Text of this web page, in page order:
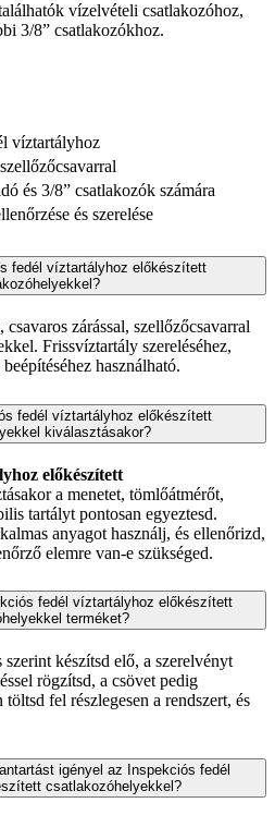
vízelvételi csatlakozóhoz,
3/8” csatlakozókhoz.
víztartályhoz
és 3/8” csatlakozók számára
és szerelése
fedél víztartályhoz előkészített
zárással, szellőzőcsavarral
Frissvíztartály szereléséhez,
használható.
fedél víztartályhoz előkészített
kiválasztásakor?
előkészített
a menetet, tömlőátmérőt,
tartályt pontosan egyeztesd.
anyagot használj, és ellenőrizd,
elemre van-e szükséged.
fedél víztartályhoz előkészített
terméket?
készítsd elő, a szerelvényt
rögzítsd, a csövet pedig
fel részlegesen a rendszert, és
igényel az Inspekciós fedél
csatlakozóhelyekkel?